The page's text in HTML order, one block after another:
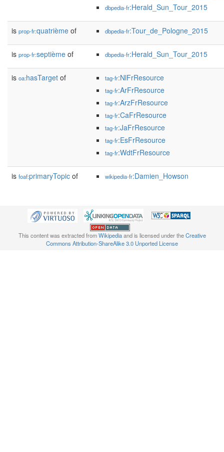
dbpedia-fr:Herald_Sun_Tour_2015
is prop-fr:quatrième of dbpedia-fr:Tour_de_Pologne_2015
is prop-fr:septième of dbpedia-fr:Herald_Sun_Tour_2015
is oa:hasTarget of tag-fr:NlFrResource
tag-fr:ArFrResource
tag-fr:ArzFrResource
tag-fr:CaFrResource
tag-fr:JaFrResource
tag-fr:EsFrResource
tag-fr:WdtFrResource
is foaf:primaryTopic of wikipedia-fr:Damien_Howson
This content was extracted fromWikipediaand is licensed under theCreative
Commons Attribution-ShareAlike 3.0 Unported License